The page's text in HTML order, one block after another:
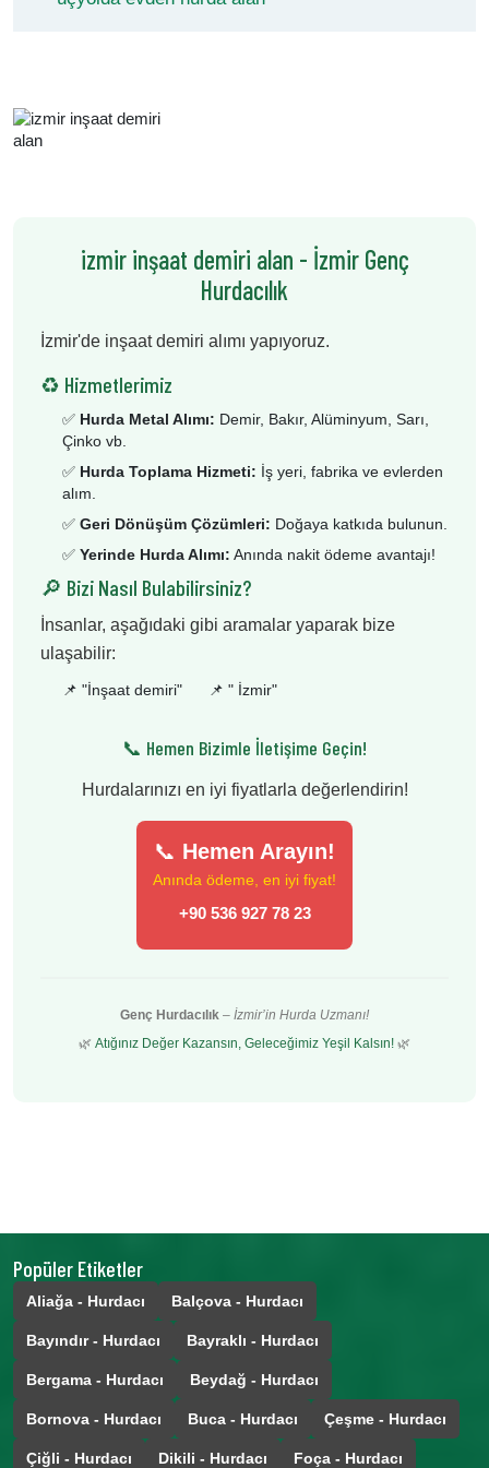
izmir inşaat demiri alan - İzmir Genç
Hurdacılık
İzmir'de inşaat demiri alımı yapıyoruz.
♻️ Hizmetlerimiz
✅ Hurda Metal Alımı: Demir, Bakır, Alüminyum, Sarı,
Çinko vb.
✅ Hurda Toplama Hizmeti: İş yeri, fabrika ve evlerden
alım.
✅ Geri Dönüşüm Çözümleri: Doğaya katkıda bulunun.
✅ Yerinde Hurda Alımı: Anında nakit ödeme avantajı!
🔎 Bizi Nasıl Bulabilirsiniz?
İnsanlar, aşağıdaki gibi aramalar yaparak bize
ulaşabilir:
📌 "İnşaat demiri" 📌 " İzmir"
📞 Hemen Bizimle İletişime Geçin!
Hurdalarınızı en iyi fiyatlarla değerlendirin!
📞 Hemen Arayın!
Anında ödeme, en iyi fiyat!
+90 536 927 78 23
Genç Hurdacılık – İzmir’in Hurda Uzmanı!
🌿 Atığınız Değer Kazansın, Geleceğimiz Yeşil Kalsın! 🌿
Popüler Etiketler
Aliağa - Hurdacı Balçova - Hurdacı
Bayındır - Hurdacı Bayraklı - Hurdacı
Bergama - Hurdacı Beydağ - Hurdacı
Bornova - Hurdacı Buca - Hurdacı Çeşme - Hurdacı
Çiğli - Hurdacı Dikili - Hurdacı Foça - Hurdacı